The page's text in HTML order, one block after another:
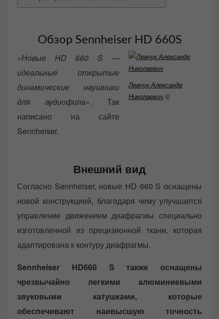
Обзор Sennheiser HD 660S
Левчук Александр
Николаевич ©
«Новые HD 660 S —
идеальные открытые
динамические наушники
для аудиофила». Так
написано на сайте
Sennheiser.
Внешний вид
Согласно Sennheiser, новые HD 660 S оснащены
новой конструкцией, благодаря чему улучшается
управление движением диафрагмы специально
изготовленной из прецизионной ткани, которая
адаптирована к контуру диафрагмы.
Sennheiser HD660 S также оснащены
чрезвычайно легкими алюминиевыми
звуковыми катушками, которые
обеспечивают наивысшую точность